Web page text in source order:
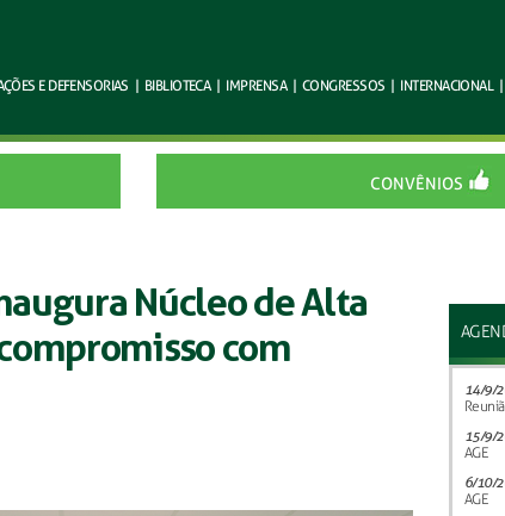
EDEFENSORIAS | BIBLIOTECA | IMPRENSA | CONGRESSOS | INTERNACIONAL |
CONVÊNIOS
Núcleo de Alta
com
14/9/
15/9/
AGE
6/10/
AGE